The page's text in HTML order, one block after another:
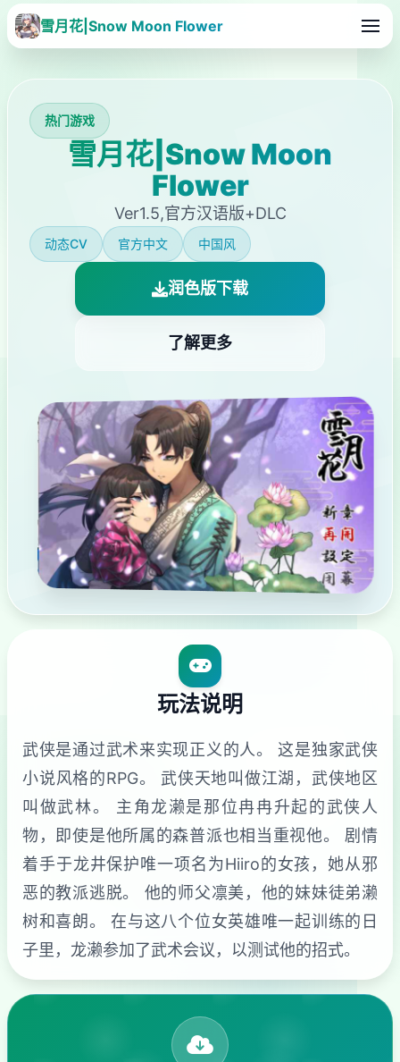
雪月花|Snow Moon Flower
热门游戏
雪月花|Snow Moon
Flower
Ver1.5,官方汉语版+DLC
动态CV 官方中文 中国风
润色版下载
了解更多
玩法说明
武侠是通过武术来实现正义的人。 这是独家武侠
小说风格的RPG。 武侠天地叫做江湖，武侠地区
叫做武林。 主角龙濑是那位冉冉升起的武侠人
物，即使是他所属的森普派也相当重视他。 剧情
着手于龙井保护唯一项名为Hiiro的女孩，她从邪
恶的教派逃脱。 他的师父凛美，他的妹妹徒弟濑
树和喜朗。 在与这八个位女英雄唯一起训练的日
子里，龙濑参加了武术会议，以测试他的招式。